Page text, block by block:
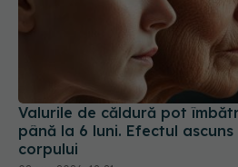
Valurile de căldură pot
până la 6 luni. Efectul
corpului